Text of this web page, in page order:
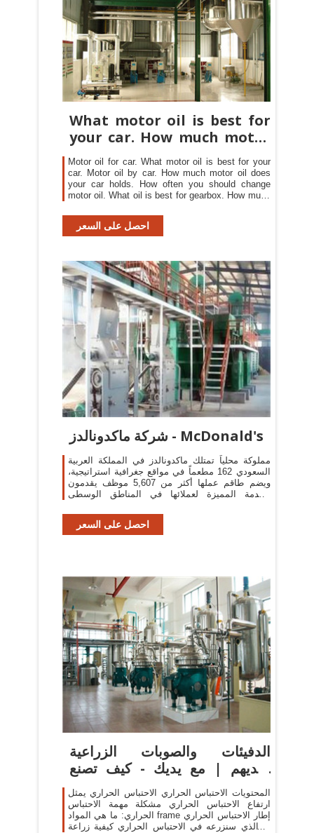
What motor oil is best for
your car. How much motor
oil
Motor oil for car. What motor oil is best for your
car. Motor oil by car. How much motor oil does
your car holds. How often you should change
motor oil. What oil is best for gearbox. How much
fluid. Motor oil catalogue.
احصل على السعر
شركة ماكدونالدز - McDonald's
مملوكة محلياً تمتلك ماكدونالدز في المملكة العربية
السعودي 162 مطعماً في مواقع جغرافية استراتيجية،
ويضم طاقم عملها أكثر من 5,607 موظف يقدمون
الخدمة المميزة لعملائها في المناطق الوسطى
احصل على السعر
الدفيئات والصوبات الزراعية
بأيديهم | مع يديك - كيف تصنع
نفسك
المحتويات الاحتباس الحراري الاحتباس الحراري يمثل
ارتفاع الاحتباس الحراري مشكلة مهمة الاحتباس
الحراري: ما هي المواد frame إطار الاحتباس الحراري
ما الذي سنزرعه في الاحتباس الحراري كيفية زراعة